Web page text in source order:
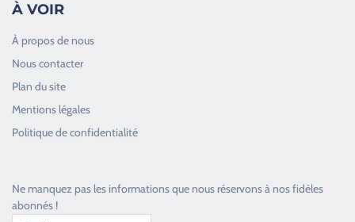
À VOIR
À propos de nous
Nous contacter
Plan du site
Mentions légales
Politique de confidentialité
Ne manquez pas les informations que nous réservons à nos fidèles
abonnés !
Toujours heureux d'aider les passionnés